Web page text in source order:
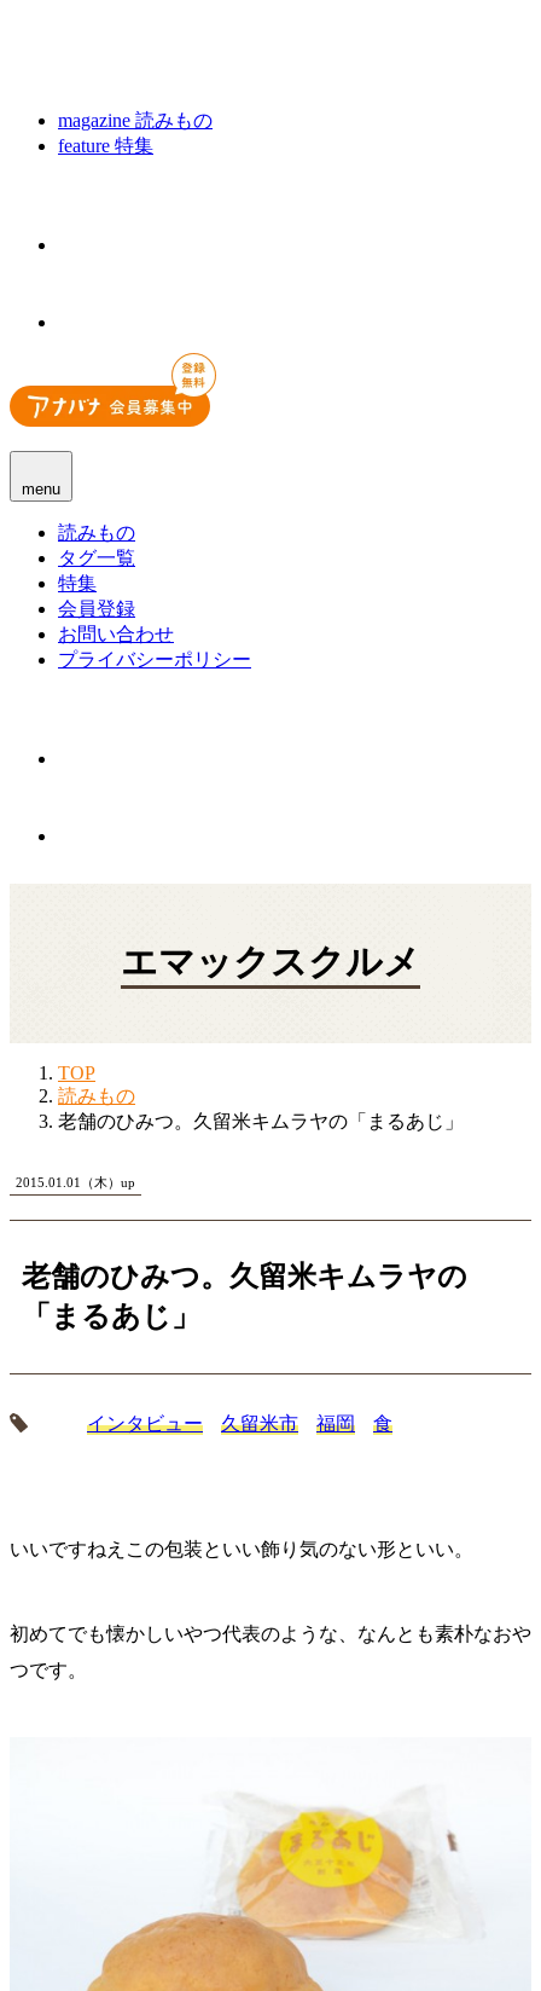
magazine 読みもの
feature 特集
menu
読みもの
タグ一覧
特集
会員登録
お問い合わせ
プライバシーポリシー
エマックスクルメ
TOP
読みもの
老舗のひみつ。久留米キムラヤの「まるあじ」
2015.01.01（木）up
老舗のひみつ。久留米キムラヤの
「まるあじ」
インタビュー 久留米市 福岡 食
いいですねえこの包装といい飾り気のない形といい。
初めてでも懐かしいやつ代表のような、なんとも素朴なおや
つです。